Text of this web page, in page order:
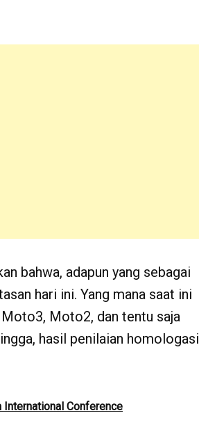
bahwa, adapun yang sebagai
hari ini. Yang mana saat ini
Moto2, dan tentu saja
hasil penilaian homologasi
International Conference